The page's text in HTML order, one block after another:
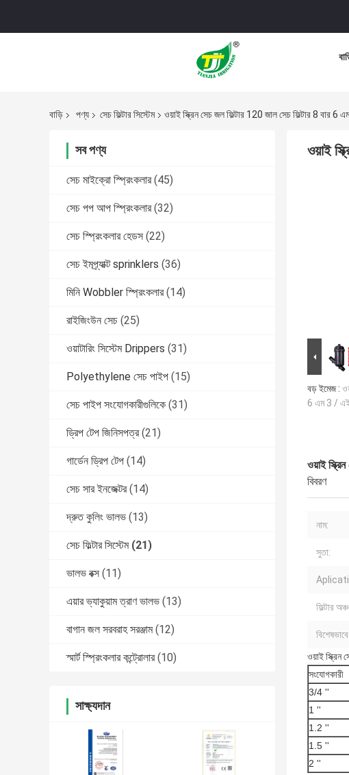
বাড়ি পণ্য সেচ ফিল্টার সিস্টেম ওয়াই স্ক্রিন সেচ জল ফিল্টার 120 জাল সেচ ফিল্টার 8 বার 6
সব পণ্য
সেচ মাইক্রো স্প্রিংকলার (45)
সেচ পপ আপ স্প্রিংকলার (32)
সেচ স্প্রিংকলার হেডস (22)
সেচ ইমপ্র্যাক্ট sprinklers (36)
মিনি Wobbler স্প্রিংকলার (14)
রাইজিংউন সেচ (25)
ওয়াটারিং সিস্টেম Drippers (31)
Polyethylene সেচ পাইপ (15)
সেচ পাইপ সংযোগকারীগুলিকে (31)
ড্রিপ টেপ জিনিসপত্র (21)
গার্ডেন ড্রিপ টেপ (14)
সেচ সার ইনজেক্টর (14)
দ্রুত কুলিং ভালভ (13)
সেচ ফিল্টার সিস্টেম (21)
ভালভ বক্স (11)
এয়ার ভ্যাকুয়াম ত্রাণ ভালভ (13)
বাগান জল সরবরাহ সরঞ্জাম (12)
স্মার্ট স্প্রিংকলার কন্ট্রোলার (10)
সাক্ষ্যদান
ওয়াই
বড় ইমেজ :
6 এম 3 /
ওয়াই
বিবরণ
নাম:
সুতা:
ফিল্টার
ওয়াই স্ক্রিন
সংযোগকারী
3/4 ''
1 ''
1.2 ''
1.5 ''
2 ''